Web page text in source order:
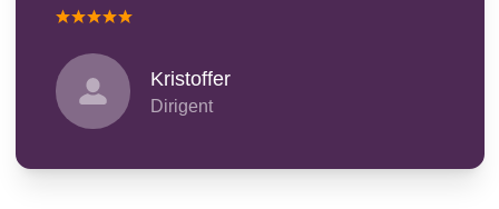
Kristoffer
Dirigent